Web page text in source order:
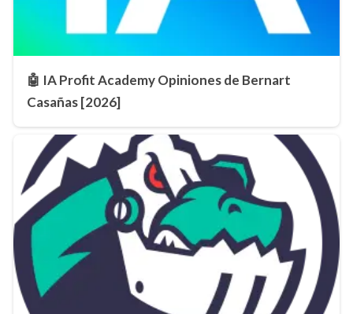
🤖 IA Profit Academy Opiniones de Bernart
Casañas [2026]